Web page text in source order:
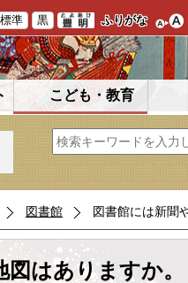
標準 黒 ふりがな
こども・教育
図書館 図書館には新聞
はありますか。